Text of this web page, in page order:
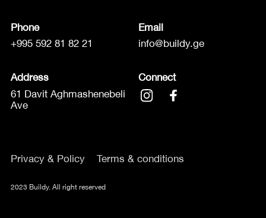
Phone
+995 592 81 82 21
Email
info@buildy.ge
Address
61 Davit Aghmashenebeli
Ave
Connect
Privacy & Policy Terms & conditions
2023 Buildy. All right reserved